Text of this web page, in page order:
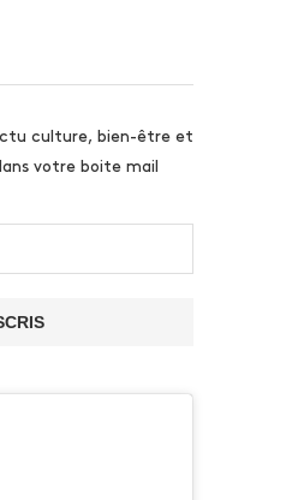
culture, bien-être et
votre boite mail